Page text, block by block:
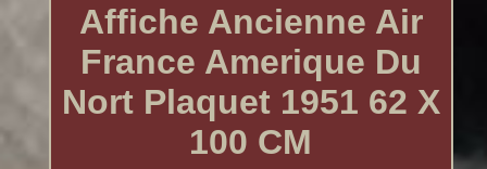
Affiche Ancienne Air
France Amerique Du
Nort Plaquet 1951 62 X
100 CM